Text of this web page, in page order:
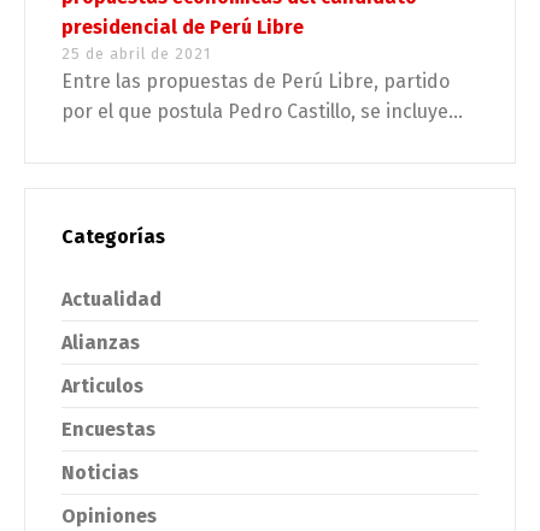
presidencial de Perú Libre
25 de abril de 2021
Entre las propuestas de Perú Libre, partido
por el que postula Pedro Castillo, se incluye...
Categorías
Actualidad
Alianzas
Articulos
Encuestas
Noticias
Opiniones